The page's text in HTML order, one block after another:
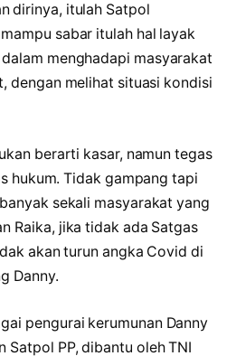
dirinya, itulah Satpol
sabar itulah hal layak
menghadapi masyarakat
dengan melihat situasi kondisi
berarti kasar, namun tegas
hukum. Tidak gampang tapi
sekali masyarakat yang
Raika, jika tidak ada Satgas
akan turun angka Covid di
Danny.
pengurai kerumunan Danny
Satpol PP, dibantu oleh TNI